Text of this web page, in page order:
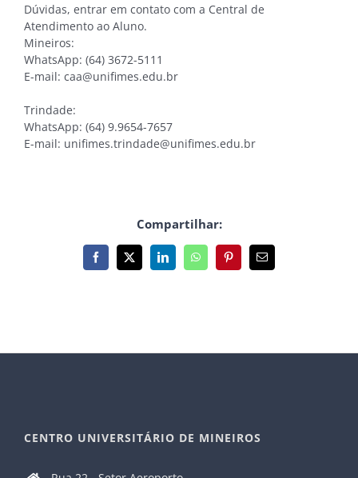
Dúvidas, entrar em contato com a Central de
Atendimento ao Aluno.
Mineiros:
WhatsApp: (64) 3672-5111
E-mail: caa@unifimes.edu.br
Trindade:
WhatsApp: (64) 9.9654-7657
E-mail: unifimes.trindade@unifimes.edu.br
Compartilhar:
Facebook
X LinkedInWhatsAppPinterest
E-
mail
CENTRO UNIVERSITÁRIO DE MINEIROS